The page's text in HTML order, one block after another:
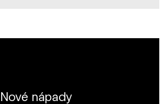
Nové nápady